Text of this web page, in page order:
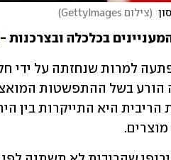
(צילום GettyImages )
בכלכלה ובצרכנות -